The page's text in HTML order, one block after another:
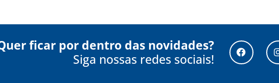
ficar por dentro das novidades?
Siga nossas redes sociais!